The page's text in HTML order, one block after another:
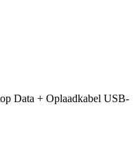
Data + Oplaadkabel USB-